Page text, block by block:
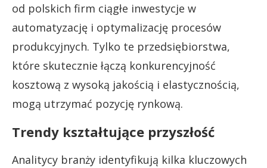
od polskich firm ciągłe inwestycje w
automatyzację i optymalizację procesów
produkcyjnych. Tylko te przedsiębiorstwa,
które skutecznie łączą konkurencyjność
kosztową z wysoką jakością i elastycznością,
mogą utrzymać pozycję rynkową.
Trendy kształtujące przyszłość
Analitycy branży identyfikują kilka kluczowych